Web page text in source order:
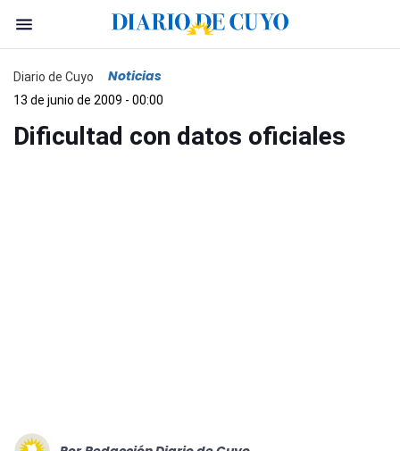
Diario de Cuyo Noticias
13 de junio de 2009 - 00:00
Dificultad con datos oficiales